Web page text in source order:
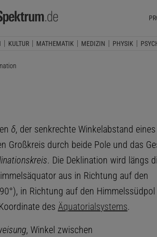
KULTUR MATHEMATIK MEDIZIN PHYSIK
Seite:
δ, der senkrechte Winkelabstand eines
Großkreis durch beide Pole und das
. Die Deklination wird längs
aus in Richtung auf den
in Richtung auf den Himmelssüdpol
des Äquatorialsystems.
, Winkel zwischen